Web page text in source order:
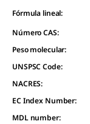
Fórmula lineal:
Número CAS:
Peso molecular:
UNSPSC Code:
NACRES:
EC Index Number:
MDL number: